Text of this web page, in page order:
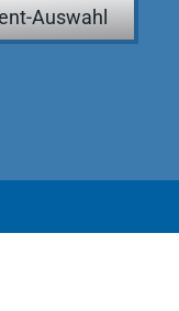
Auswahl